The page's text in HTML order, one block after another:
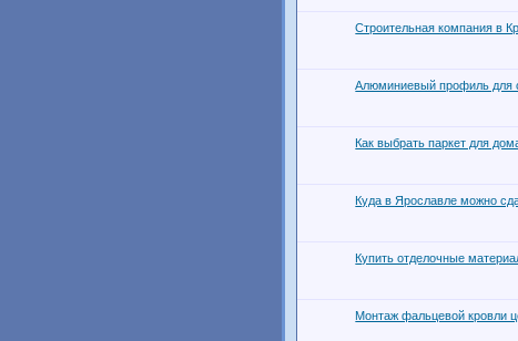
Строительная компания в
Алюминиевый профиль для
Как выбрать паркет для
Куда в Ярославле можно
Купить отделочные
Монтаж фальцевой кровли